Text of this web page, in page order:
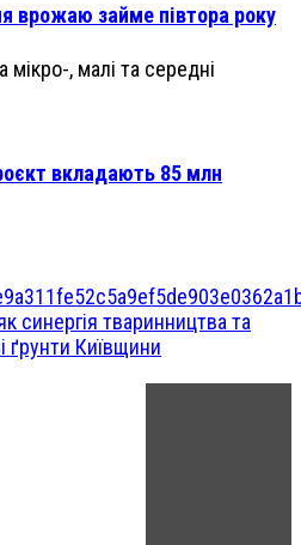
врожаю займе півтора року
вкладають 85 млн
синергія тваринництва та
ґрунти Київщини